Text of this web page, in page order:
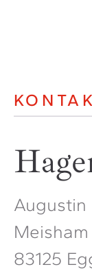
83125